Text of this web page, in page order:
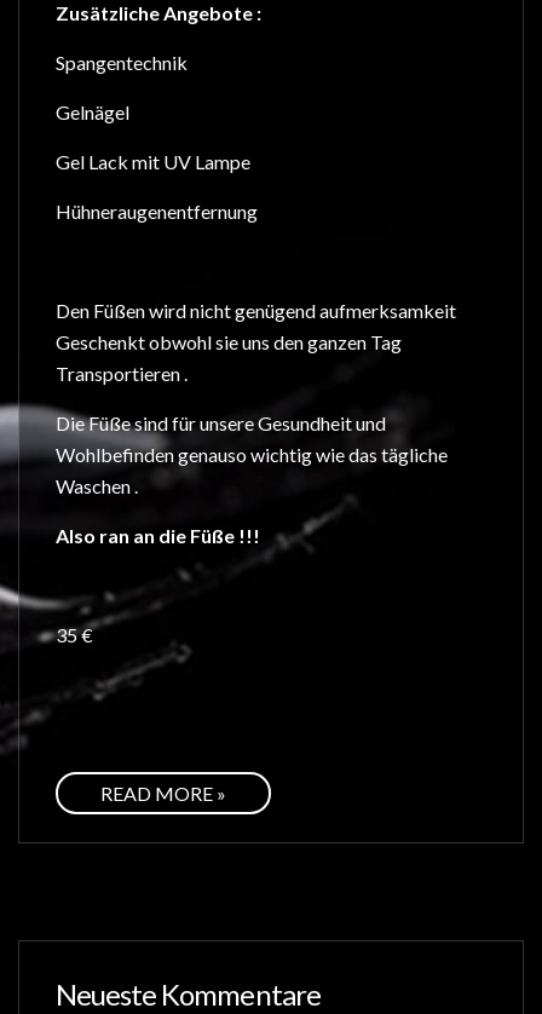
Zusätzliche Angebote :
Spangentechnik
Gelnägel
Gel Lack mit UV Lampe
Hühneraugenentfernung
Den Füßen wird nicht genügend aufmerksamkeit
Geschenkt obwohl sie uns den ganzen Tag
Transportieren .
Die Füße sind für unsere Gesundheit und
Wohlbefinden genauso wichtig wie das tägliche
Waschen .
Also ran an die Füße !!!
35 €
READ MORE »
Neueste Kommentare